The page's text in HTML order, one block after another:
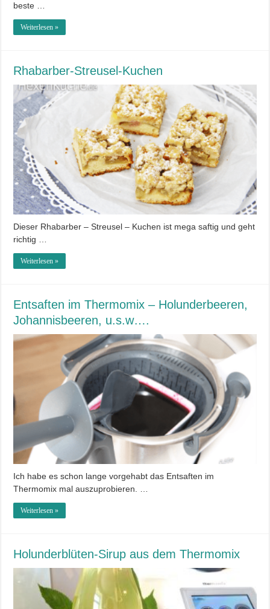
beste …
Weiterlesen »
Rhabarber-Streusel-Kuchen
Dieser Rhabarber – Streusel – Kuchen ist mega saftig und geht
richtig …
Weiterlesen »
Entsaften im Thermomix – Holunderbeeren,
Johannisbeeren, u.s.w….
Ich habe es schon lange vorgehabt das Entsaften im
Thermomix mal auszuprobieren. …
Weiterlesen »
Holunderblüten-Sirup aus dem Thermomix